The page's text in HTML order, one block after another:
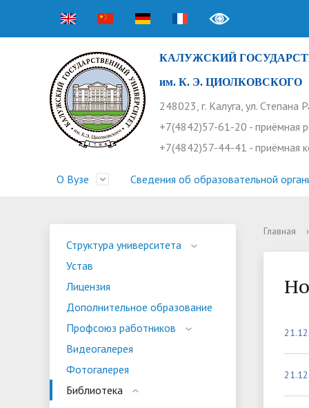
КАЛУЖСКИЙ
им. К. Э. ЦИОЛКОВСКОГО
248023, г. Калуга, ул. Степана
+7(4842)57-61-20 - приёмная
+7(4842)57-44-41 - приёмная
О Вузе
Устав
Профсоюз работников
Бассейн
Военный учебный центр
Сведения об образовательной
Прием 2026. Ординатура
Особая квота
Оплата
Профком студентов
Объединенный совет обучающихся
Конференции
Научные труды КГУ
Часто
Структура университета
Устав
Лицензия
Дополнительное образование
Профсоюз работников
Видеогалерея
Фотогалерея
Библиотека
Главная ›